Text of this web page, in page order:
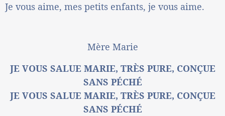
Je vous aime, mes petits enfants, je vous aime.
Mère Marie
JE VOUS SALUE MARIE, TRÈS PURE, CONÇUE
SANS PÉCHÉ
JE VOUS SALUE MARIE, TRÈS PURE, CONÇUE
SANS PÉCHÉ